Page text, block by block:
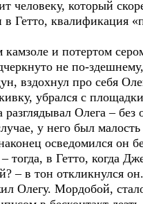
человеку, который
в Гетто,
и потертом
не по-
вздохнул про себя
убрался с
Олега –
у него был
осведомился он
тогда, в Гетто, когда
– в тон откликнулся
Олегу. Мордобой,